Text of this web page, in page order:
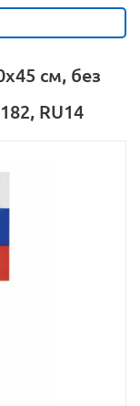
см, без
RU14